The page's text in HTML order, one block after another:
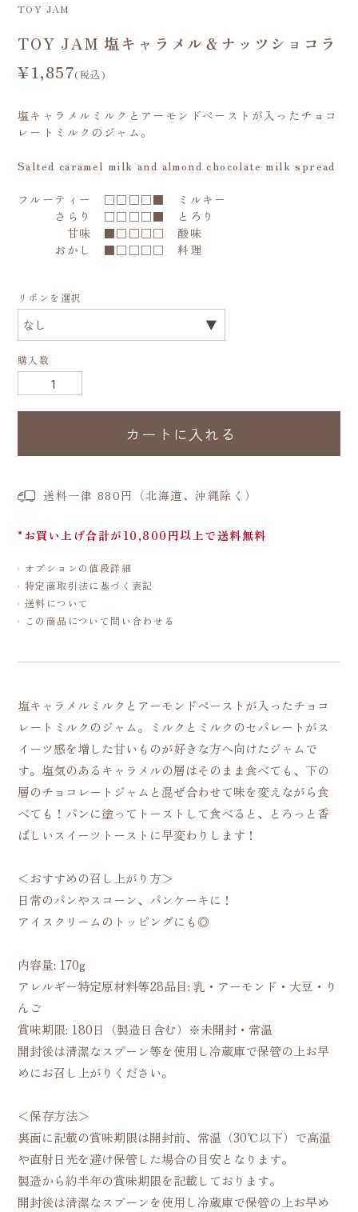
TOY JAM
TOY JAM 塩キャラメル＆ナッツショコラ
¥1,857(税込)
塩キャラメルミルクとアーモンドペーストが入ったチョコ
レートミルクのジャム。
Salted caramel milk and almond chocolate milk spread
フルーティー □□□□■ ミルキー
さらり □□□□■ とろり
甘味 ■□□□□ 酸味
おかし ■□□□□ 料理
リボンを選択
購入数
カートに入れる
送料一律 880円（北海道、沖縄除く）
*お買い上げ合計が10,800円以上で送料無料
オプションの値段詳細
特定商取引法に基づく表記
送料について
この商品について問い合わせる
塩キャラメルミルクとアーモンドペーストが入ったチョコ
レートミルクのジャム。ミルクとミルクのセパレートがス
イーツ感を増した甘いものが好きな方へ向けたジャムで
す。塩気のあるキャラメルの層はそのまま食べても、下の
層のチョコレートジャムと混ぜ合わせて味を変えながら食
べても！パンに塗ってトーストして食べると、とろっと香
ばしいスイーツトーストに早変わりします！
＜おすすめの召し上がり方＞
日常のパンやスコーン、パンケーキに！
アイスクリームのトッピングにも◎
内容量: 170g
アレルギー特定原材料等28品目: 乳・アーモンド・大豆・り
んご
賞味期限: 180日（製造日含む）※未開封・常温
開封後は清潔なスプーン等を使用し冷蔵庫で保管の上お早
めにお召し上がりください。
＜保存方法＞
裏面に記載の賞味期限は開封前、常温（30℃以下）で高温
や直射日光を避け保管した場合の目安となります。
製造から約半年の賞味期限を記載しております。
開封後は清潔なスプーンを使用し冷蔵庫で保管の上お早め